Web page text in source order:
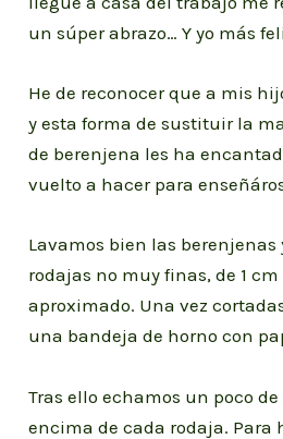
un súper abrazo… Y yo más
He de reconocer que a mis
y esta forma de sustituir la
de berenjena les ha
vuelto a hacer para
Lavamos bien las berenjenas
rodajas no muy finas, de 1 cm
aproximado. Una vez
una bandeja de horno con
Tras ello echamos un poco
encima de cada rodaja. Para